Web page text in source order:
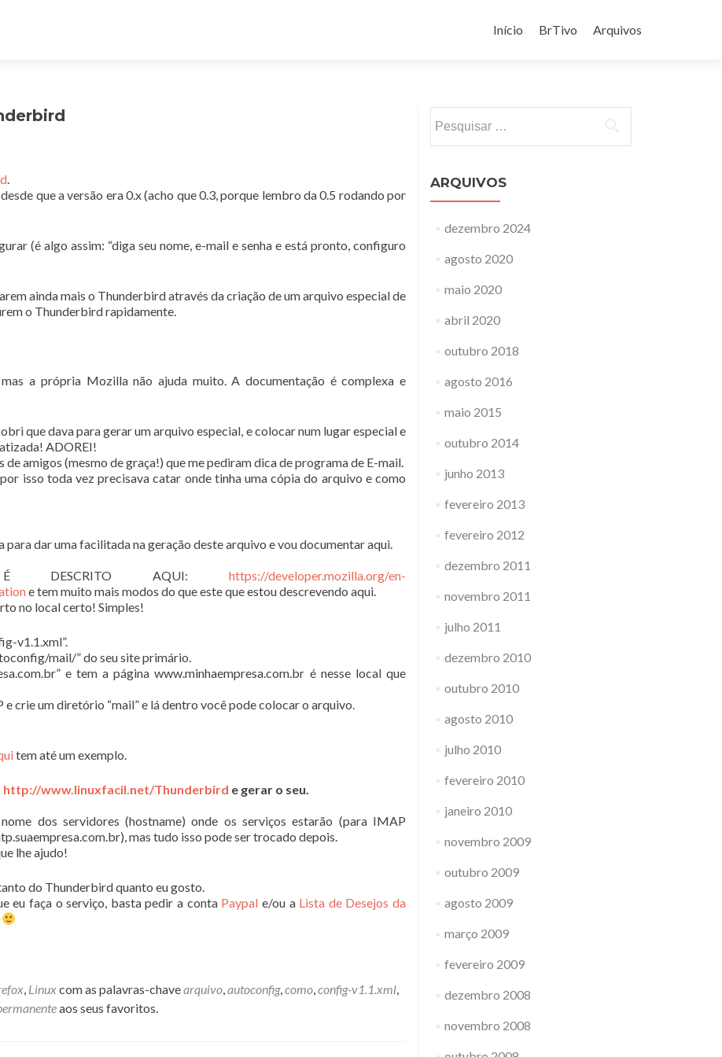
para
Início BrTivo Arquivos
.
que a versão era 0.x (acho que 0.3, porque lembro da 0.5 rodando por
(é algo assim: “diga seu nome, e-mail e senha e está pronto, configuro
ainda mais o Thunderbird através da criação de um arquivo especial de
o Thunderbird rapidamente.
a própria Mozilla não ajuda muito. A documentação é complexa e
que dava para gerar um arquivo especial, e colocar num lugar especial e
ADOREI!
amigos (mesmo de graça!) que me pediram dica de programa de E-mail.
isso toda vez precisava catar onde tinha uma cópia do arquivo e como
para dar uma facilitada na geração deste arquivo e vou documentar aqui.
É DESCRITO AQUI: https://developer.mozilla.org/en-
e tem muito mais modos do que este que estou descrevendo aqui.
no local certo! Simples!
v1.1.xml”.
mail/” do seu site primário.
e tem a página www.minhaempresa.com.br é nesse local que
crie um diretório “mail” e lá dentro você pode colocar o arquivo.
tem até um exemplo.
http://www.linuxfacil.net/Thunderbird e gerar o seu.
dos servidores (hostname) onde os serviços estarão (para IMAP
mas tudo isso pode ser trocado depois.
lhe ajudo!
do Thunderbird quanto eu gosto.
eu faça o serviço, basta pedir a conta Paypal e/ou a Lista de Desejos da
, Linuxcom as palavras-chavearquivo,autoconfig,como,config-v1.1.xml,
aos seus favoritos.
por:
ARQUIVOS
dezembro 2024
agosto 2020
maio 2020
abril 2020
outubro 2018
agosto 2016
maio 2015
outubro 2014
junho 2013
fevereiro 2013
fevereiro 2012
dezembro 2011
novembro 2011
julho 2011
dezembro 2010
outubro 2010
agosto 2010
julho 2010
fevereiro 2010
janeiro 2010
novembro 2009
outubro 2009
agosto 2009
março 2009
fevereiro 2009
dezembro 2008
novembro 2008